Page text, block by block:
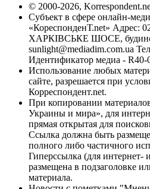
© 2000-2026,
Субъект в сфере онлайн-
«КореспонденТ.net» Адрес:
ХАРКІВСЬКЕ ШОСЕ,
sunlight@mediadim.com.ua
Идентификатор медиа - R40-
Использование любых
сайте, разрешается при
Корреспондент.net.
При копировании
Украины и мира», для
прямая открытая для
Ссылка должна быть
полного либо частичного
Гиперссылка (для интернет-
размещена в подзаголовке
материала.